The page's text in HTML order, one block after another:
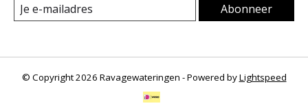
Abonneer
© Copyright 2026 Ravagewateringen - Powered byLightspeed